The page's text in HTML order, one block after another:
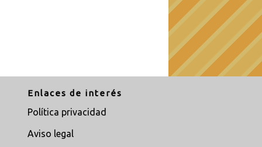
Enlaces de interés
Política privacidad
Aviso legal